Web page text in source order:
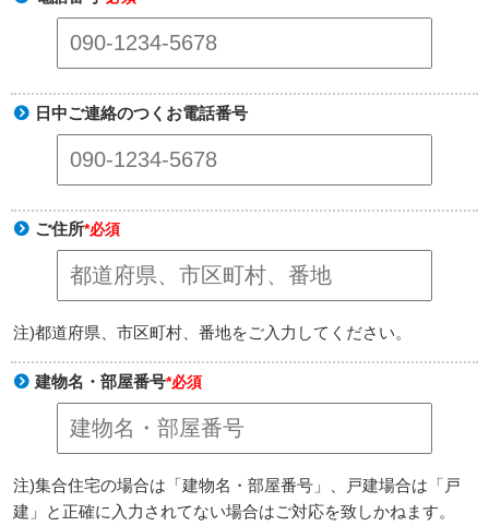
日中ご連絡のつくお電話番号
ご住所*必須
注)都道府県、市区町村、番地をご入力してください。
建物名・部屋番号*必須
注)集合住宅の場合は「建物名・部屋番号」、戸建場合は「戸
建」と正確に入力されてない場合はご対応を致しかねます。